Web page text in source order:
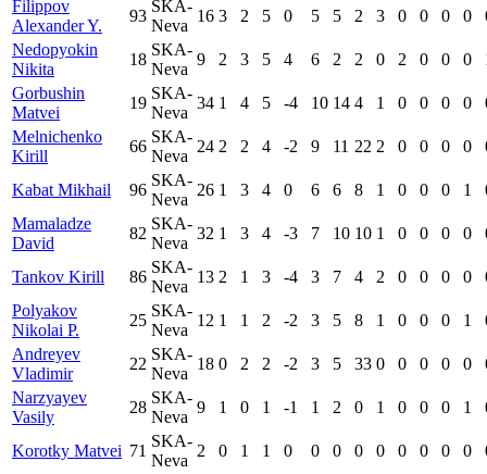
Filippov
Alexander Y.
93
SKA-
Neva
16 3 2 5 0 5 5 2 3 0 0 0 0
Nedopyokin
Nikita
18
SKA-
Neva
9 2 3 5 4 6 2 2 0 2 0 0 0
Gorbushin
Matvei
19
SKA-
Neva
34 1 4 5 -4 10 14 4 1 0 0 0 0
Melnichenko
Kirill
66
SKA-
Neva
24 2 2 4 -2 9 11 22 2 0 0 0 0
Kabat Mikhail 96
SKA-
Neva
26 1 3 4 0 6 6 8 1 0 0 0 1
Mamaladze
David
82
SKA-
Neva
32 1 3 4 -3 7 10 10 1 0 0 0 0
Tankov Kirill 86
SKA-
Neva
13 2 1 3 -4 3 7 4 2 0 0 0 0
Polyakov
Nikolai P.
25
SKA-
Neva
12 1 1 2 -2 3 5 8 1 0 0 0 1
Andreyev
Vladimir
22
SKA-
Neva
18 0 2 2 -2 3 5 33 0 0 0 0 0
Narzyayev
Vasily
28
SKA-
Neva
9 1 0 1 -1 1 2 0 1 0 0 0 1
Korotky Matvei 71
SKA-
Neva
2 0 1 1 0 0 0 0 0 0 0 0 0